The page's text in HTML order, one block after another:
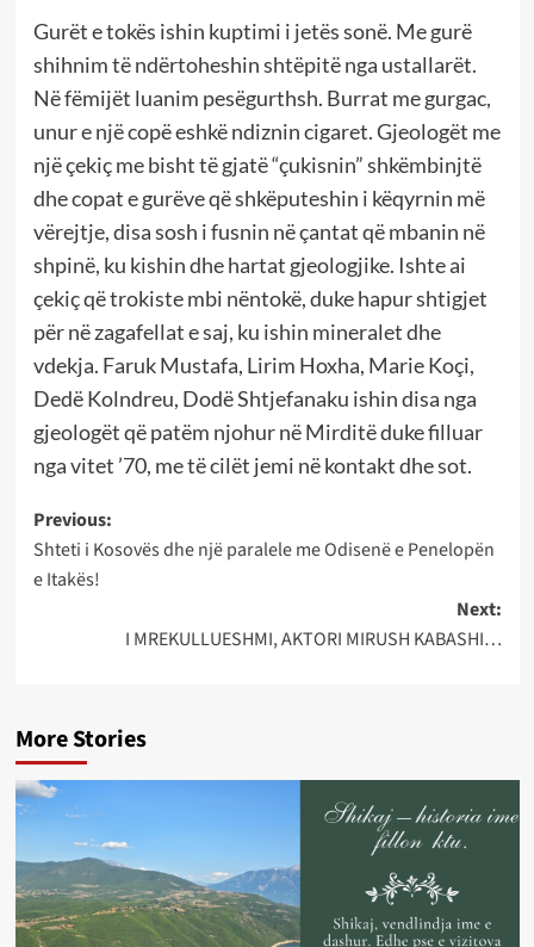
Gurët e tokës ishin kuptimi i jetës sonë. Me gurë
shihnim të ndërtoheshin shtëpitë nga ustallarët.
Në fëmijët luanim pesëgurthsh. Burrat me gurgac,
unur e një copë eshkë ndiznin cigaret. Gjeologët me
një çekiç me bisht të gjatë “çukisnin” shkëmbinjtë
dhe copat e gurëve që shkëputeshin i këqyrnin më
vërejtje, disa sosh i fusnin në çantat që mbanin në
shpinë, ku kishin dhe hartat gjeologjike. Ishte ai
çekiç që trokiste mbi nëntokë, duke hapur shtigjet
për në zagafellat e saj, ku ishin mineralet dhe
vdekja. Faruk Mustafa, Lirim Hoxha, Marie Koçi,
Dedë Kolndreu, Dodë Shtjefanaku ishin disa nga
gjeologët që patëm njohur në Mirditë duke filluar
nga vitet ’70, me të cilët jemi në kontakt dhe sot.
Post
navigation
Previous:
Shteti i Kosovës dhe një paralele me Odisenë e Penelopën
e Itakës!
Next:
I MREKULLUESHMI, AKTORI MIRUSH KABASHI…
More Stories